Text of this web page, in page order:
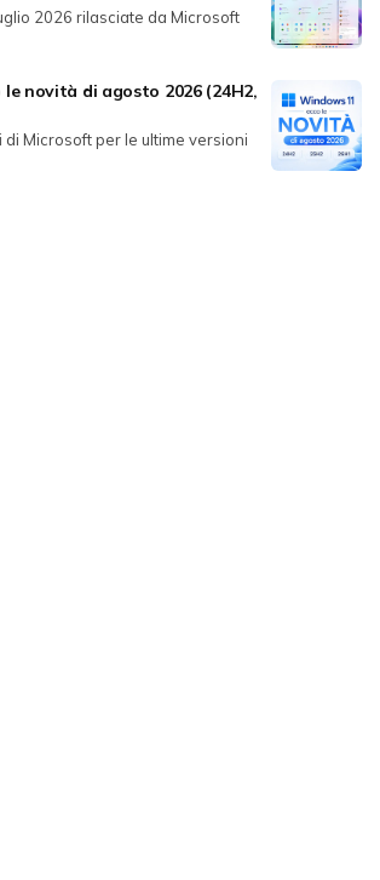
2026 rilasciate da Microsoft
le novità di agosto 2026 (24H2,
di Microsoft per le ultime versioni